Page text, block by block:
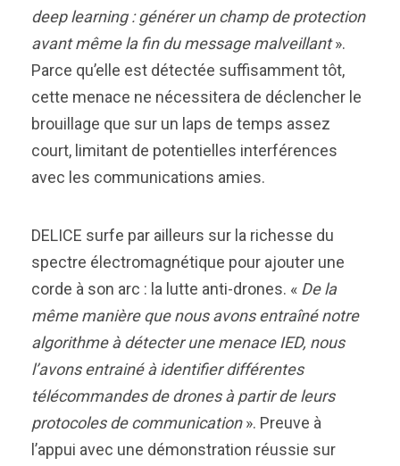
deep learning : générer un champ de protection
avant même la fin du message malveillant».
Parce qu’elle est détectée suffisamment tôt,
cette menace ne nécessitera de déclencher le
brouillage que sur un laps de temps assez
court, limitant de potentielles interférences
avec les communications amies.
DELICE surfe par ailleurs sur la richesse du
spectre électromagnétique pour ajouter une
corde à son arc : la lutte anti-drones. « De la
même manière que nous avons entraîné notre
algorithme à détecter une menace IED, nous
l’avons entrainé à identifier différentes
télécommandes de drones à partir de leurs
protocoles de communication». Preuve à
l’appui avec une démonstration réussie sur